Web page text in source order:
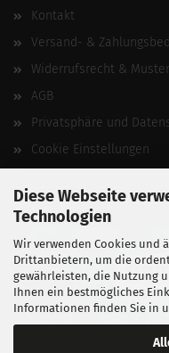
Diese Webseite
Technologien
Wir verwenden Cookies und
Drittanbietern, um die
gewährleisten, die Nutzung
Ihnen ein bestmögliches
Informationen finden Sie in
Kontakt
Versand- &
Widerrufsrecht &
AGB
Privatsphäre und
Cookie Einstellungen
Vertrag widerrufen